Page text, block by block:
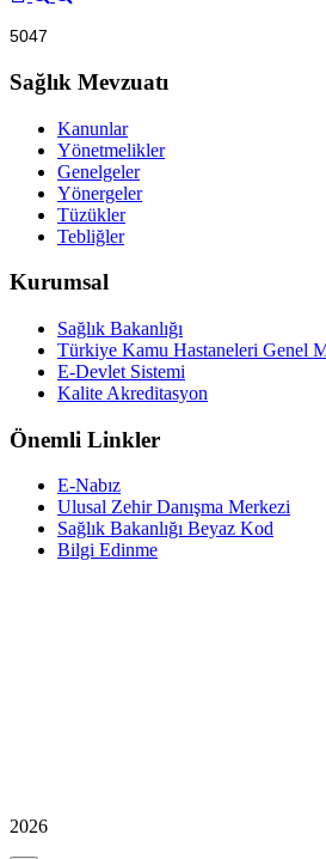
5047
Sağlık Mevzuatı
Kanunlar
Yönetmelikler
Genelgeler
Yönergeler
Tüzükler
Tebliğler
Kurumsal
Sağlık Bakanlığı
Türkiye Kamu Hastaneleri Genel
E-Devlet Sistemi
Kalite Akreditasyon
Önemli Linkler
E-Nabız
Ulusal Zehir Danışma Merkezi
Sağlık Bakanlığı Beyaz Kod
Bilgi Edinme
2026